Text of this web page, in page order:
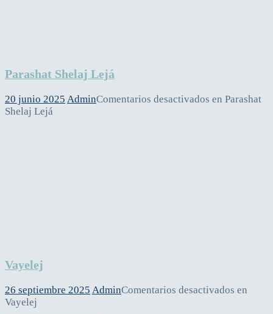
Parashat Shelaj Lejá
20 junio 2025 AdminComentarios desactivados en Parashat
Shelaj Lejá
Vayelej
26 septiembre 2025 AdminComentarios desactivados en
Vayelej